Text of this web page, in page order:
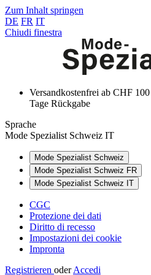
Zum Inhalt springen
DE FR IT
Chiudi finestra
Versandkostenfrei ab CHF
Tage Rückgabe
Sprache
Mode Spezialist Schweiz IT
Mode Spezialist Schweiz
Mode Spezialist Schweiz FR
Mode Spezialist Schweiz IT
CGC
Protezione dei dati
Diritto di recesso
Impostazioni dei cookie
Impronta
Registrieren oder Accedi